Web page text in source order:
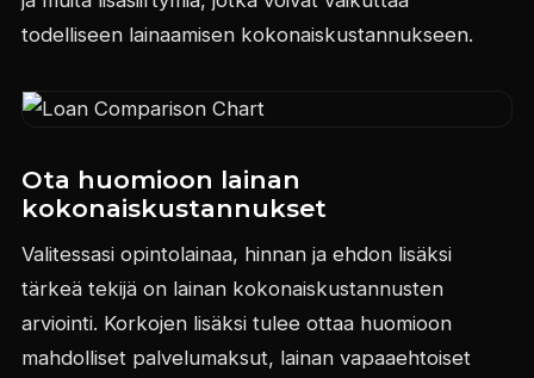
todelliseen lainaamisen kokonaiskustannukseen.
Ota huomioon lainan
kokonaiskustannukset
Valitessasi opintolainaa, hinnan ja ehdon lisäksi
tärkeä tekijä on lainan kokonaiskustannusten
arviointi. Korkojen lisäksi tulee ottaa huomioon
mahdolliset palvelumaksut, lainan vapaaehtoiset